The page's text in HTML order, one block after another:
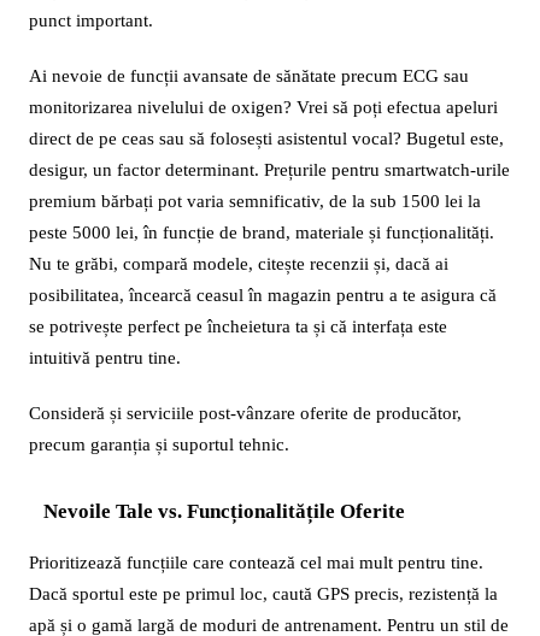
punct important.
Ai nevoie de funcții avansate de sănătate precum ECG sau
monitorizarea nivelului de oxigen? Vrei să poți efectua apeluri
direct de pe ceas sau să folosești asistentul vocal? Bugetul este,
desigur, un factor determinant. Prețurile pentru smartwatch-urile
premium bărbați pot varia semnificativ, de la sub 1500 lei la
peste 5000 lei, în funcție de brand, materiale și funcționalități.
Nu te grăbi, compară modele, citește recenzii și, dacă ai
posibilitatea, încearcă ceasul în magazin pentru a te asigura că
se potrivește perfect pe încheietura ta și că interfața este
intuitivă pentru tine.
Consideră și serviciile post-vânzare oferite de producător,
precum garanția și suportul tehnic.
Nevoile Tale vs. Funcționalitățile Oferite
Prioritizează funcțiile care contează cel mai mult pentru tine.
Dacă sportul este pe primul loc, caută GPS precis, rezistență la
apă și o gamă largă de moduri de antrenament. Pentru un stil de